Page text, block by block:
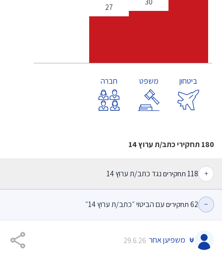
27
ביטחון משפט חברה
180 תחקירי כתב/ת ערוץ 14
+
118 תחקירים נגד כתב/ת ערוץ 14
−
62 תחקירים עם הביטוי ״כתב/ת ערוץ 14״
משפיען אחר 29.6.26